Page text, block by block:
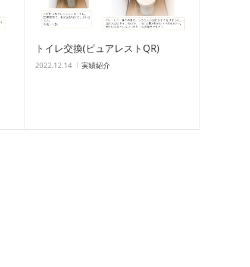
トイレ交換(ピュアレストQR)
2022.12.14 実績紹介